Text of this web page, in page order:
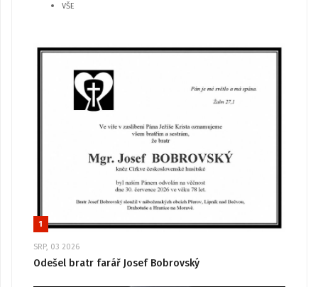
VŠE
1
SRP, 03 2026
Odešel bratr farář Josef Bobrovský